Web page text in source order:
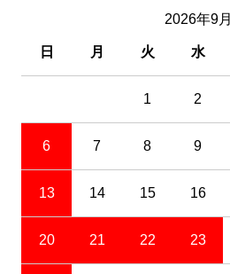
2026年9月
日 月 火 水
1 2
6 7 8 9
13 14 15 16
20 21 22 23